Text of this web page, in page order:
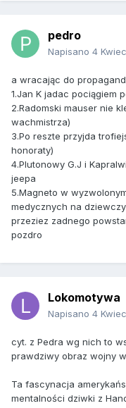
pedro
Napisano 4
a wracając do
1.Jan K jadac pociągiem
2.Radomski mauser nie
wachmistrza)
3.Po reszte przyjda
honoraty)
4.Plutonowy G.J i
jeepa
5.Magneto w
medycznych na
przeziez zadnego
pozdro
Lokomotywa
Napisano 4
cyt. z Pedra wg nich to
prawdziwy obraz wojny
Ta fascynacja
mentalności dziwki z